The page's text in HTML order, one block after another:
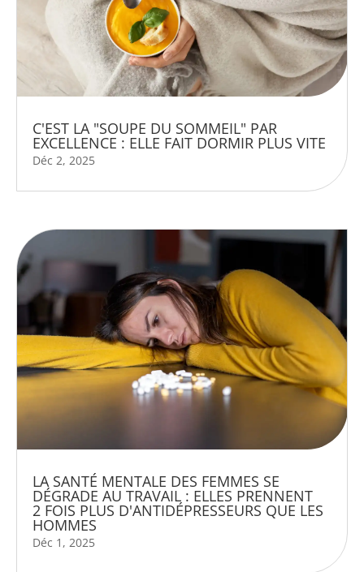
C'EST LA "SOUPE DU SOMMEIL" PAR
EXCELLENCE : ELLE FAIT DORMIR PLUS VITE
Déc 2, 2025
LA SANTÉ MENTALE DES FEMMES SE
DÉGRADE AU TRAVAIL : ELLES PRENNENT
2 FOIS PLUS D'ANTIDÉPRESSEURS QUE LES
HOMMES
Déc 1, 2025